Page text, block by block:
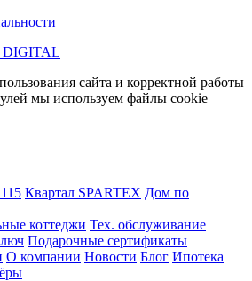
сайта и корректной работы
мы используем файлы cookie
Квартал SPARTEX Дом по
коттеджи Тех. обслуживание
Подарочные сертификаты
О компании Новости Блог Ипотека